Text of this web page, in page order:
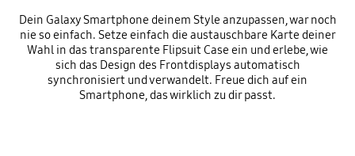
Dein Galaxy Smartphone deinem Style anzupassen, war noch
nie so einfach. Setze einfach die austauschbare Karte deiner
Wahl in das transparente Flipsuit Case ein und erlebe, wie
sich das Design des Frontdisplays automatisch
synchronisiert und verwandelt. Freue dich auf ein
Smartphone, das wirklich zu dir passt.